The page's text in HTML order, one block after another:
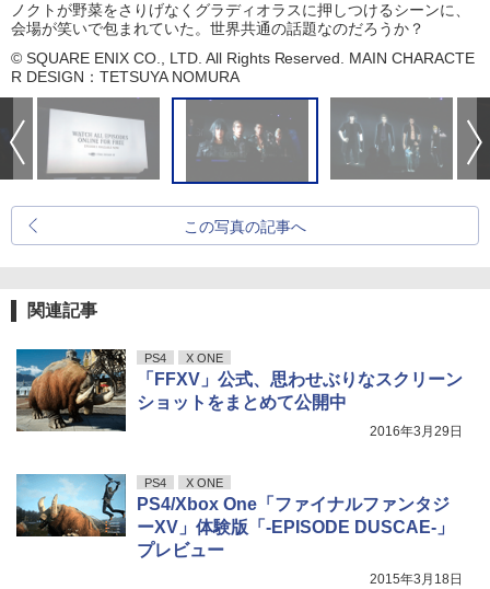
ノクトが野菜をさりげなくグラディオラスに押しつけるシーンに、
会場が笑いで包まれていた。世界共通の話題なのだろうか？
© SQUARE ENIX CO., LTD. All Rights Reserved. MAIN CHARACTE
R DESIGN：TETSUYA NOMURA
この写真の記事へ
関連記事
PS4 X ONE
「FFXV」公式、思わせぶりなスクリーン
ショットをまとめて公開中
2016年3月29日
PS4 X ONE
PS4/Xbox One「ファイナルファンタジ
ーXV」体験版「-EPISODE DUSCAE-」
プレビュー
2015年3月18日